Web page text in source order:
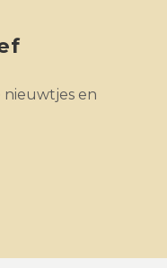
nieuwtjes en